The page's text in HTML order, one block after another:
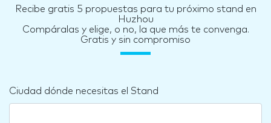
Recibe gratis 5 propuestas para tu próximo stand en
Huzhou
Compáralas y elige, o no, la que más te convenga.
Gratis y sin compromiso
Ciudad dónde necesitas el Stand